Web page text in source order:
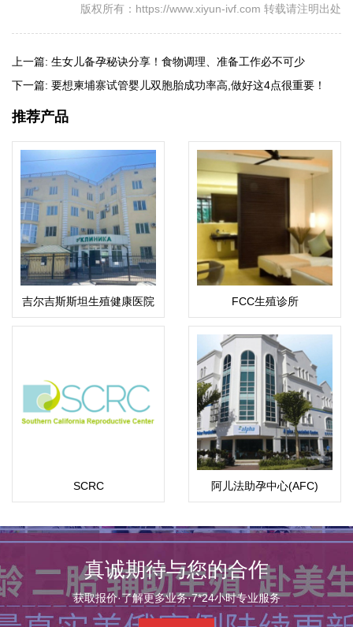
版权所有：https://www.xiyun-ivf.com 转载请注明出处
上一篇: 生女儿备孕秘诀分享！食物调理、准备工作必不可少
下一篇: 要想柬埔寨试管婴儿双胞胎成功率高,做好这4点很重要！
推荐产品
吉尔吉斯斯坦生殖健康医院 FCC生殖诊所
SCRC 阿儿法助孕中心(AFC)
真诚期待与您的合作
获取报价·了解更多业务·7*24小时专业服务